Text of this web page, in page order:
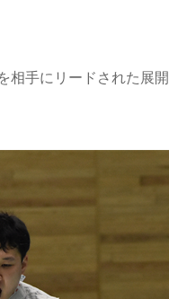
手にリードされた展